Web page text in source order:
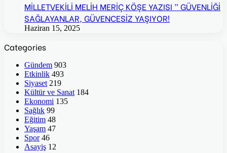
MİLLETVEKİLİ MELİH MERİÇ KÖŞE YAZISI ” GÜVENLİĞİ
SAĞLAYANLAR, GÜVENCESİZ YAŞIYOR!
Haziran 15, 2025
Categories
Gündem 903
Etkinlik 493
Siyaset 219
Kültür ve Sanat 184
Ekonomi 135
Sağlık 99
Eğitim 48
Yaşam 47
Spor 46
Asayiş 12